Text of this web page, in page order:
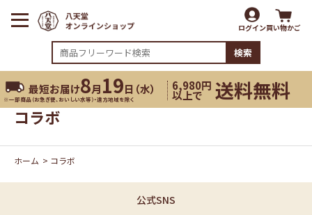
ログイン買い物かご
検索
最短お届け8月19日（水）
※一部商品（お急ぎ便、おいしい水等）・遠方地域を除く
6,980円
以上で 送料無料
コラボ
ホーム > コラボ
公式SNS